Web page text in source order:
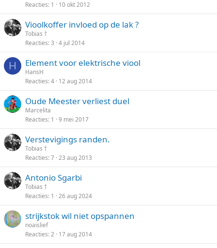
Reacties 1 10 okt 2012
Vioolkoffer invloed op de lak ?
Tobias †
Reacties 3 4 jul 2014
H Element voor elektrische viool
HansH
Reacties 4 12 aug 2014
Oude Meester verliest duel
Marcelita
Reacties 1 9 mei 2017
Verstevigings randen.
Tobias †
Reacties 7 23 aug 2013
Antonio Sgarbi
Tobias †
Reacties 1 26 aug 2024
strijkstok wil niet opspannen
noaislief
Reacties 2 17 aug 2014